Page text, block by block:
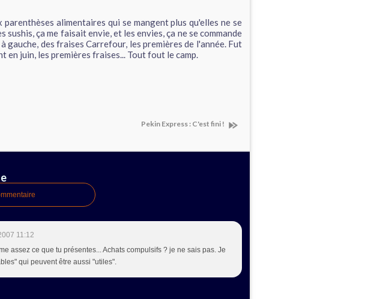
parenthèses alimentaires qui se mangent plus qu'elles ne se
sushis, ça me faisait envie, et les envies, ça ne se commande
gauche, des fraises Carrefour, les premières de l'année. Fut
en juin, les premières fraises... Tout fout le camp.
Pekin Express : C'est fini !
11:12
assez ce que tu présentes... Achats compulsifs ? je ne sais pas. Je
qui peuvent être aussi "utiles".